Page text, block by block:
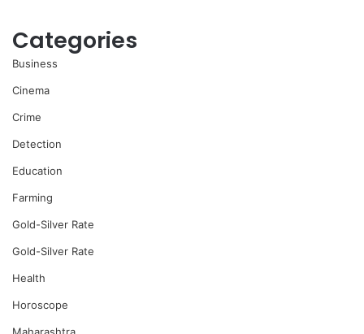
Categories
Business
Cinema
Crime
Detection
Education
Farming
Gold-Silver Rate
Gold-Silver Rate
Health
Horoscope